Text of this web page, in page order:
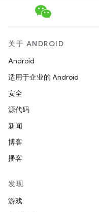
关于 ANDROID
Android
适用于企业的 Android
安全
源代码
新闻
博客
播客
发现
游戏